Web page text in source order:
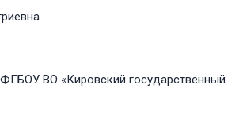
ФГБОУ ВО «Кировский государственный